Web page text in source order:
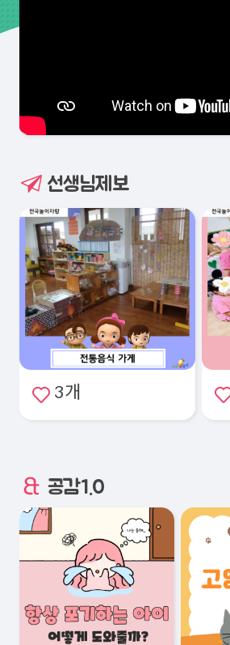
선생님제보
3개
공감1.0